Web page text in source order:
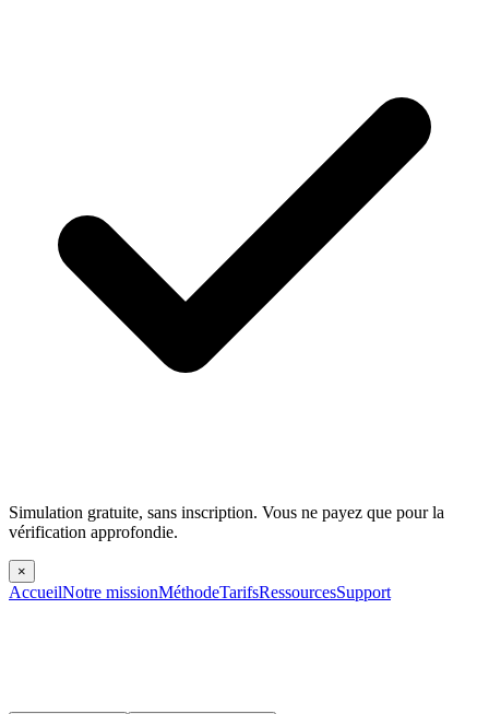
Simulation gratuite, sans inscription. Vous ne payez que pour la
vérification approfondie.
×
AccueilNotre missionMéthodeTarifsRessourcesSupport